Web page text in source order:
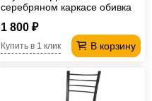
серебряном каркасе обивка
1 800 ₽
В корзину
Купить в 1 клик